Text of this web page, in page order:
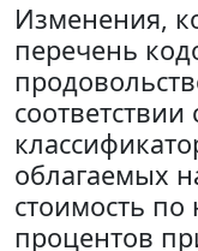
Изменения,
перечень
облагаемых
стоимость по
процентов